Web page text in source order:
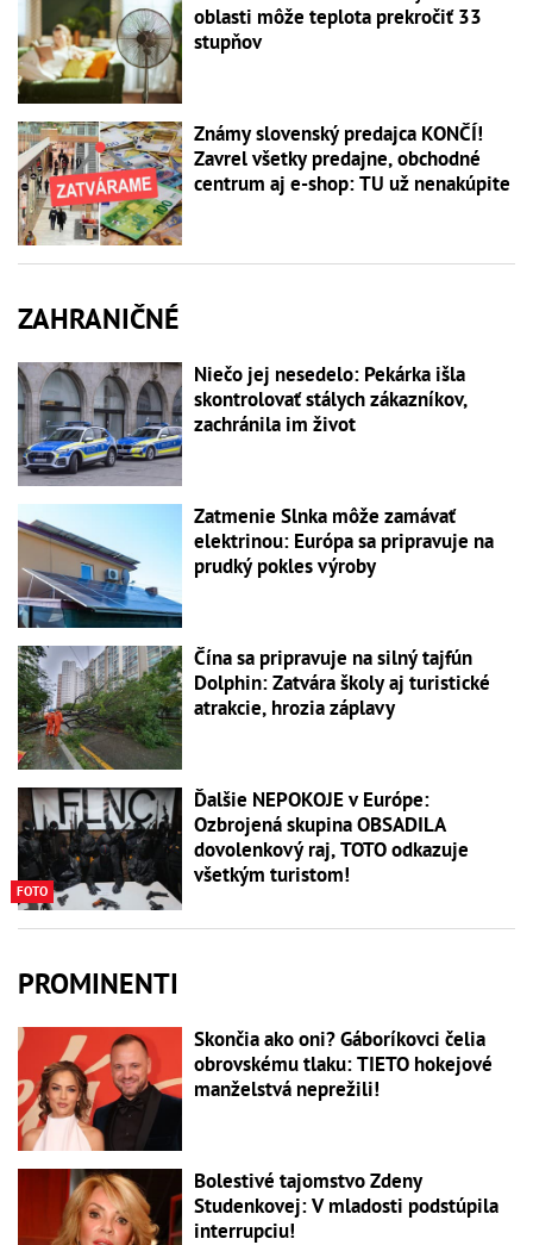
oblasti môže teplota prekročiť 33
stupňov
Známy slovenský predajca KONČÍ!
Zavrel všetky predajne, obchodné
centrum aj e-shop: TU už nenakúpite
ZAHRANIČNÉ
Niečo jej nesedelo: Pekárka išla
skontrolovať stálych zákazníkov,
zachránila im život
Zatmenie Slnka môže zamávať
elektrinou: Európa sa pripravuje na
prudký pokles výroby
Čína sa pripravuje na silný tajfún
Dolphin: Zatvára školy aj turistické
atrakcie, hrozia záplavy
FOTO
Ďalšie NEPOKOJE v Európe:
Ozbrojená skupina OBSADILA
dovolenkový raj, TOTO odkazuje
všetkým turistom!
PROMINENTI
Skončia ako oni? Gáboríkovci čelia
obrovskému tlaku: TIETO hokejové
manželstvá neprežili!
Bolestivé tajomstvo Zdeny
Studenkovej: V mladosti podstúpila
interrupciu!